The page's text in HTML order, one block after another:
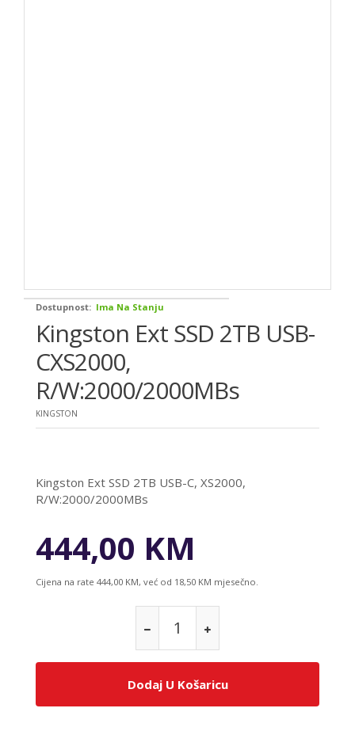
Dostupnost: Ima Na Stanju
Kingston Ext SSD 2TB USB-
CXS2000,
R/W:2000/2000MBs
KINGSTON
Kingston Ext SSD 2TB USB-C, XS2000,
R/W:2000/2000MBs
444,00 KM
Cijena na rate 444,00 KM, već od 18,50 KM mjesečno.
Dodaj U Košaricu